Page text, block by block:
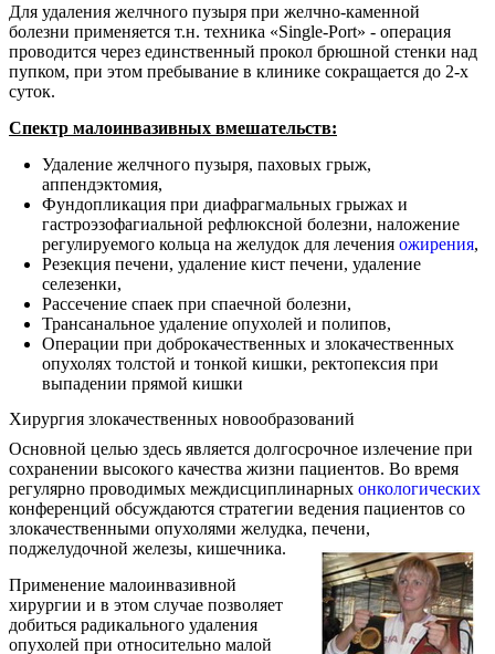
Для удаления желчного пузыря при желчно-каменной
болезни применяется т.н. техника «Single-Port» - операция
проводится через единственный прокол брюшной стенки над
пупком, при этом пребывание в клинике сокращается до 2-х
суток.
Спектр малоинвазивных вмешательств:
Удаление желчного пузыря, паховых грыж,
аппендэктомия,
Фундопликация при диафрагмальных грыжах и
гастроэзофагиальной рефлюксной болезни, наложение
регулируемого кольца на желудок для лечения ожирения,
Резекция печени, удаление кист печени, удаление
селезенки,
Рассечение спаек при спаечной болезни,
Трансанальное удаление опухолей и полипов,
Операции при доброкачественных и злокачественных
опухолях толстой и тонкой кишки, ректопексия при
выпадении прямой кишки
Хирургия злокачественных новообразований
Основной целью здесь является долгосрочное излечение при
сохранении высокого качества жизни пациентов. Во время
регулярно проводимых междисциплинарных онкологических
конференций обсуждаются стратегии ведения пациентов со
злокачественными опухолями желудка, печени,
поджелудочной железы, кишечника.
Применение малоинвазивной
хирургии и в этом случае позволяет
добиться радикального удаления
опухолей при относительно малой